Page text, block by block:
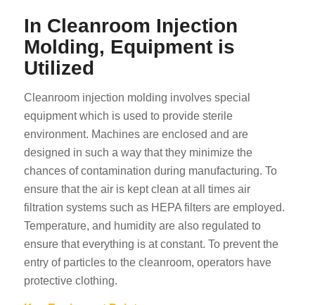
In Cleanroom Injection
Molding, Equipment is
Utilized
Cleanroom injection molding involves special
equipment which is used to provide sterile
environment. Machines are enclosed and are
designed in such a way that they minimize the
chances of contamination during manufacturing. To
ensure that the air is kept clean at all times air
filtration systems such as HEPA filters are employed.
Temperature, and humidity are also regulated to
ensure that everything is at constant. To prevent the
entry of particles to the cleanroom, operators have
protective clothing.